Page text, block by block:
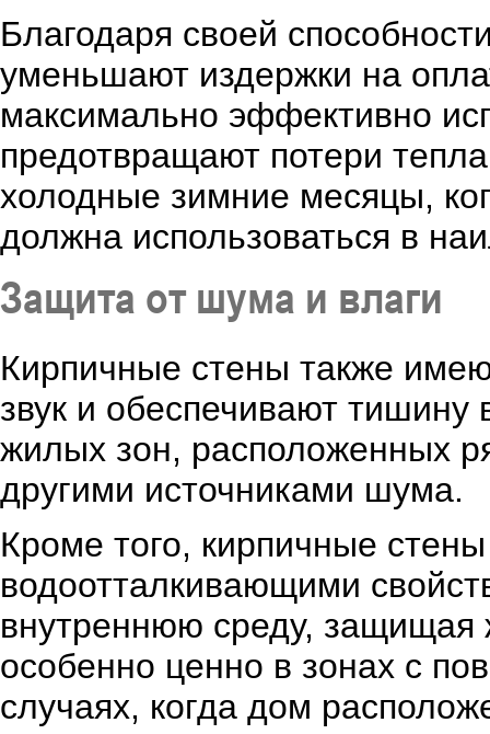
Благодаря своей
уменьшают издержки на
максимально эффективно
предотвращают потери
холодные зимние месяцы,
должна использоваться в
Защита от шума и влаги
Кирпичные стены также
звук и обеспечивают
жилых зон, расположенных
другими источниками шума.
Кроме того, кирпичные
водоотталкивающими
внутреннюю среду, защищая
особенно ценно в зонах с
случаях, когда дом